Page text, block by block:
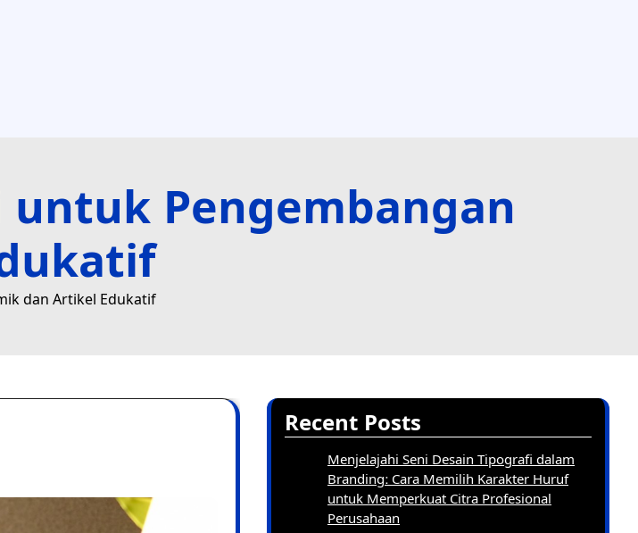
Pengembangan
dan Artikel Edukatif
Recent Posts
Menjelajahi Seni Desain Tipografi dalam
Branding: Cara Memilih Karakter Huruf
untuk Memperkuat Citra Profesional
Perusahaan